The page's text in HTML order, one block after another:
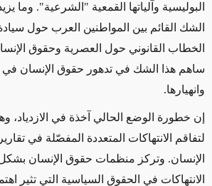
البوليسية وآلياتها القمعية "الشرعية". وما
الشك القائم بين المواطنين العرب حول
الخطاب القانوني حول العصرية وحقوق
ساهم هذا الشك في تدهور حقوق الإنسان في
وانهيارها.
إن خطورة الوضع الحالي آخذة في الازدياد،
لتفاقم الانتهاكات المتعددة المفصّلة في
الإنسان. وتركز منظمات حقوق الإنسان
الانتهاكات في الحقوق السياسية التي تثير